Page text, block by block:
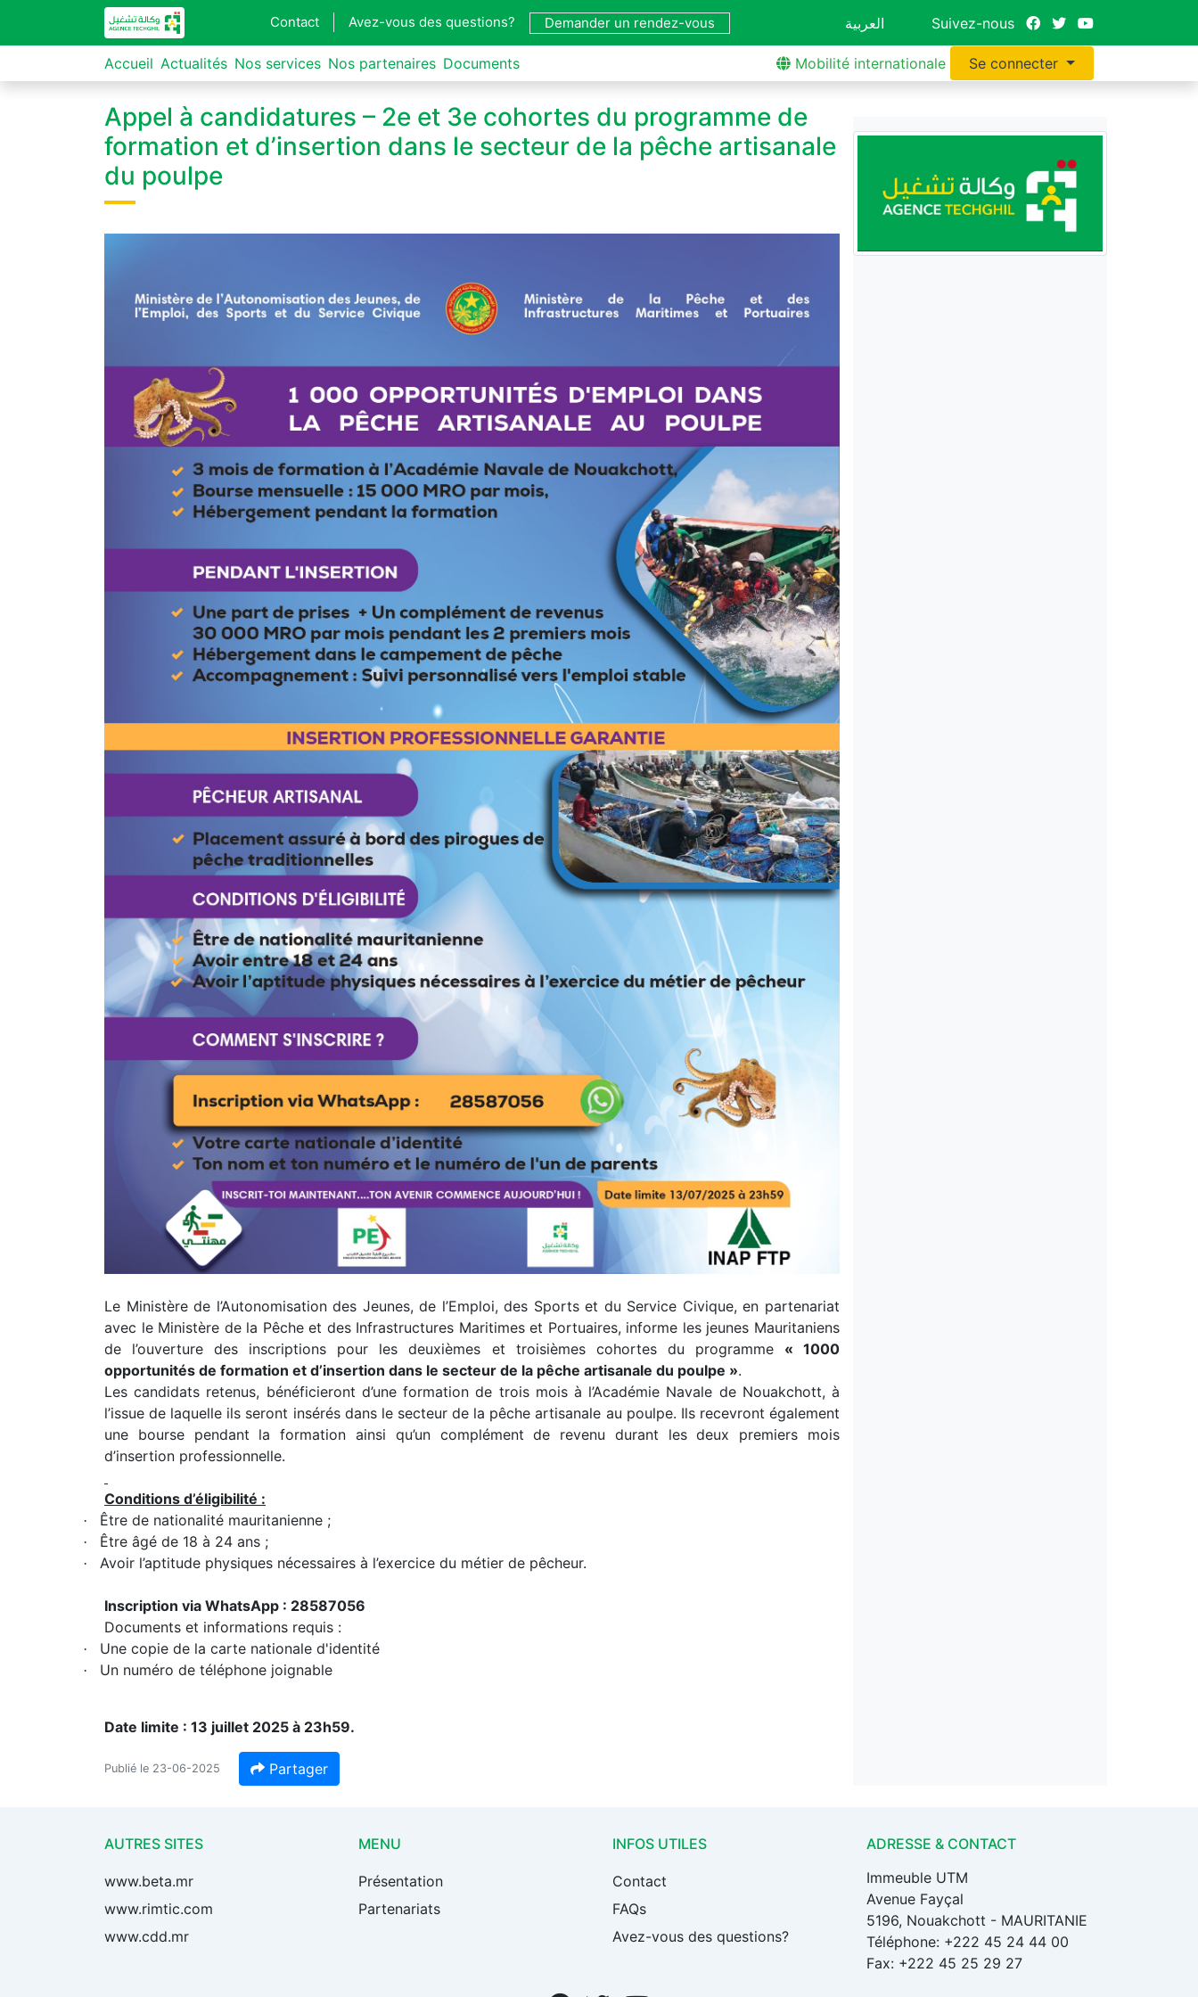
Contact Avez-vous des questions? Demander un rendez-vous العربية Suivez-nous
Accueil Actualités Nos services Nos partenaires Documents Mobilité internationale Se connecter
Appel à candidatures – 2e et 3e cohortes du programme de
formation et d’insertion dans le secteur de la pêche artisanale
du poulpe
Le Ministère de l’Autonomisation des Jeunes, de l’Emploi, des Sports et du Service Civique, en partenariat
avec le Ministère de la Pêche et des Infrastructures Maritimes et Portuaires, informe les jeunes Mauritaniens
de l’ouverture des inscriptions pour les deuxièmes et troisièmes cohortes du programme « 1000
opportunités de formation et d’insertion dans le secteur de la pêche artisanale du poulpe ».
Les candidats retenus, bénéficieront d’une formation de trois mois à l’Académie Navale de Nouakchott, à
l’issue de laquelle ils seront insérés dans le secteur de la pêche artisanale au poulpe. Ils recevront également
une bourse pendant la formation ainsi qu’un complément de revenu durant les deux premiers mois
d’insertion professionnelle.
Conditions d’éligibilité :
· Être de nationalité mauritanienne ;
· Être âgé de 18 à 24 ans ;
· Avoir l’aptitude physiques nécessaires à l’exercice du métier de pêcheur.
Inscription via WhatsApp : 28587056
Documents et informations requis :
· Une copie de la carte nationale d'identité
· Un numéro de téléphone joignable
Date limite : 13 juillet 2025 à 23h59.
Publié le 23-06-2025 Partager
AUTRES SITES
www.beta.mr
www.rimtic.com
www.cdd.mr
MENU
Présentation
Partenariats
INFOS UTILES
Contact
FAQs
Avez-vous des questions?
ADRESSE & CONTACT
Immeuble UTM
Avenue Fayçal
5196, Nouakchott - MAURITANIE
Téléphone: +222 45 24 44 00
Fax: +222 45 25 29 27